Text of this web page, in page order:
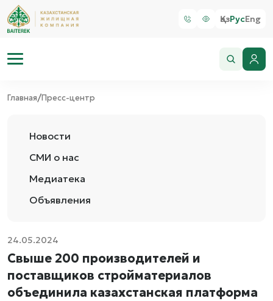
ҚазРусEng
Главная/Пресс-центр
Новости
СМИ о нас
Медиатека
Объявления
24.05.2024
Свыше 200 производителей и
поставщиков стройматериалов
объединила казахстанская платформа